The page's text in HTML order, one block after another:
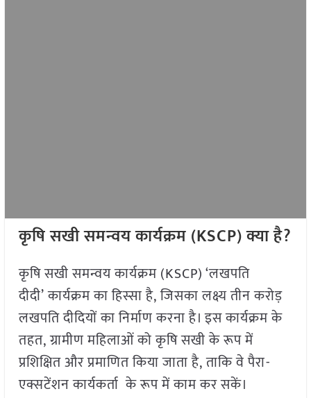
कृषि सखी समन्वय कार्यक्रम (KSCP)क्या है?
कृषि सखी समन्वय कार्यक्रम (KSCP) ‘लखपति
दीदी’ कार्यक्रम का हिस्सा है, जिसका लक्ष्य तीन करोड़
लखपति दीदियों का निर्माण करना है। इस कार्यक्रम के
तहत, ग्रामीण महिलाओं को कृषि सखी के रूप में
प्रशिक्षित और प्रमाणित किया जाता है, ताकि वे पैरा-
एक्सटेंशन कार्यकर्ता के रूप में काम कर सकें।